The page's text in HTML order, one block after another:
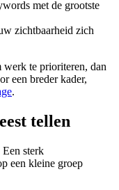
met de grootste
zichtbaarheid zich
werk te prioriteren, dan
een breder kader,
.
tellen
sterk
een kleine groep